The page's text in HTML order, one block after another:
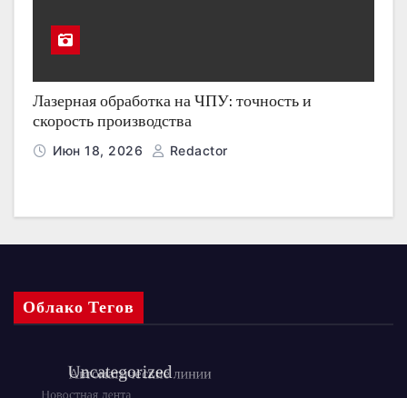
Лазерная обработка на ЧПУ: точность и
скорость производства
Июн 18, 2026 Redactor
Облако Тегов